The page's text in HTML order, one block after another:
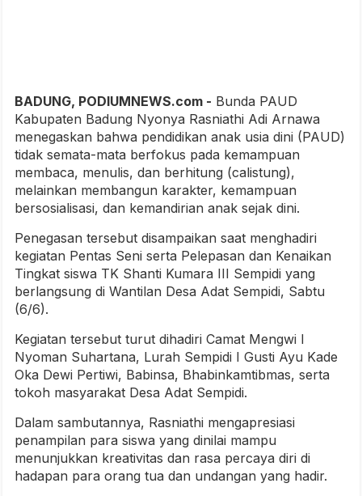
BADUNG, PODIUMNEWS.com - Bunda PAUD
Kabupaten Badung Nyonya Rasniathi Adi Arnawa
menegaskan bahwa pendidikan anak usia dini (PAUD)
tidak semata-mata berfokus pada kemampuan
membaca, menulis, dan berhitung (calistung),
melainkan membangun karakter, kemampuan
bersosialisasi, dan kemandirian anak sejak dini.
Penegasan tersebut disampaikan saat menghadiri
kegiatan Pentas Seni serta Pelepasan dan Kenaikan
Tingkat siswa TK Shanti Kumara III Sempidi yang
berlangsung di Wantilan Desa Adat Sempidi, Sabtu
(6/6).
Kegiatan tersebut turut dihadiri Camat Mengwi I
Nyoman Suhartana, Lurah Sempidi I Gusti Ayu Kade
Oka Dewi Pertiwi, Babinsa, Bhabinkamtibmas, serta
tokoh masyarakat Desa Adat Sempidi.
Dalam sambutannya, Rasniathi mengapresiasi
penampilan para siswa yang dinilai mampu
menunjukkan kreativitas dan rasa percaya diri di
hadapan para orang tua dan undangan yang hadir.